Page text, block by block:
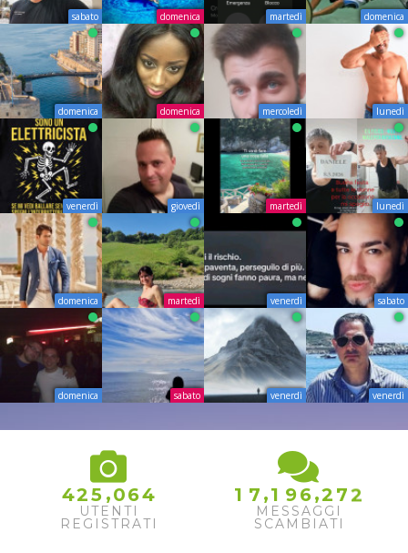
sabato domenica martedì domenica
domenica domenica mercoledì lunedì
venerdì giovedì martedì lunedì
domenica martedì venerdì sabato
domenica sabato venerdì venerdì
425 ,064
UTENTI
REGISTRATI
1 7 ,1 96,2 72
MESSAGGI
SCAMBIATI